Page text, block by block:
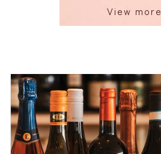
View more